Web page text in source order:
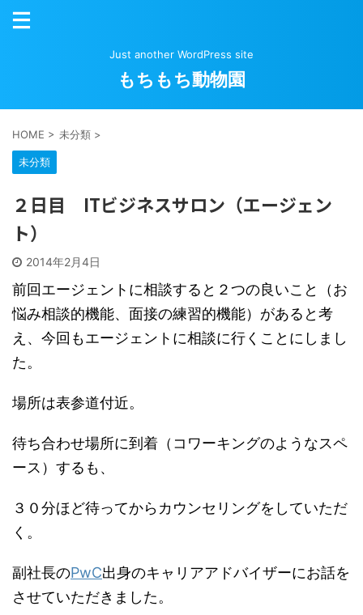
Just another WordPress site
もちもち動物園
HOME > 未分類 >
未分類
２日目 ITビジネスサロン（エージェン
ト）
2014年2月4日
前回エージェントに相談すると２つの良いこと（お
悩み相談的機能、面接の練習的機能）があると考
え、今回もエージェントに相談に行くことにしまし
た。
場所は表参道付近。
待ち合わせ場所に到着（コワーキングのようなスペ
ース）するも、
３０分ほど待ってからカウンセリングをしていただ
く。
副社長のPwC出身のキャリアアドバイザーにお話を
させていただきました。